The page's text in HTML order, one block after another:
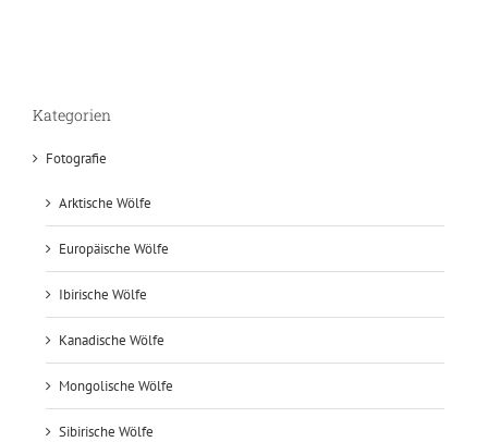
Kategorien
Fotografie
Arktische Wölfe
Europäische Wölfe
Ibirische Wölfe
Kanadische Wölfe
Mongolische Wölfe
Sibirische Wölfe